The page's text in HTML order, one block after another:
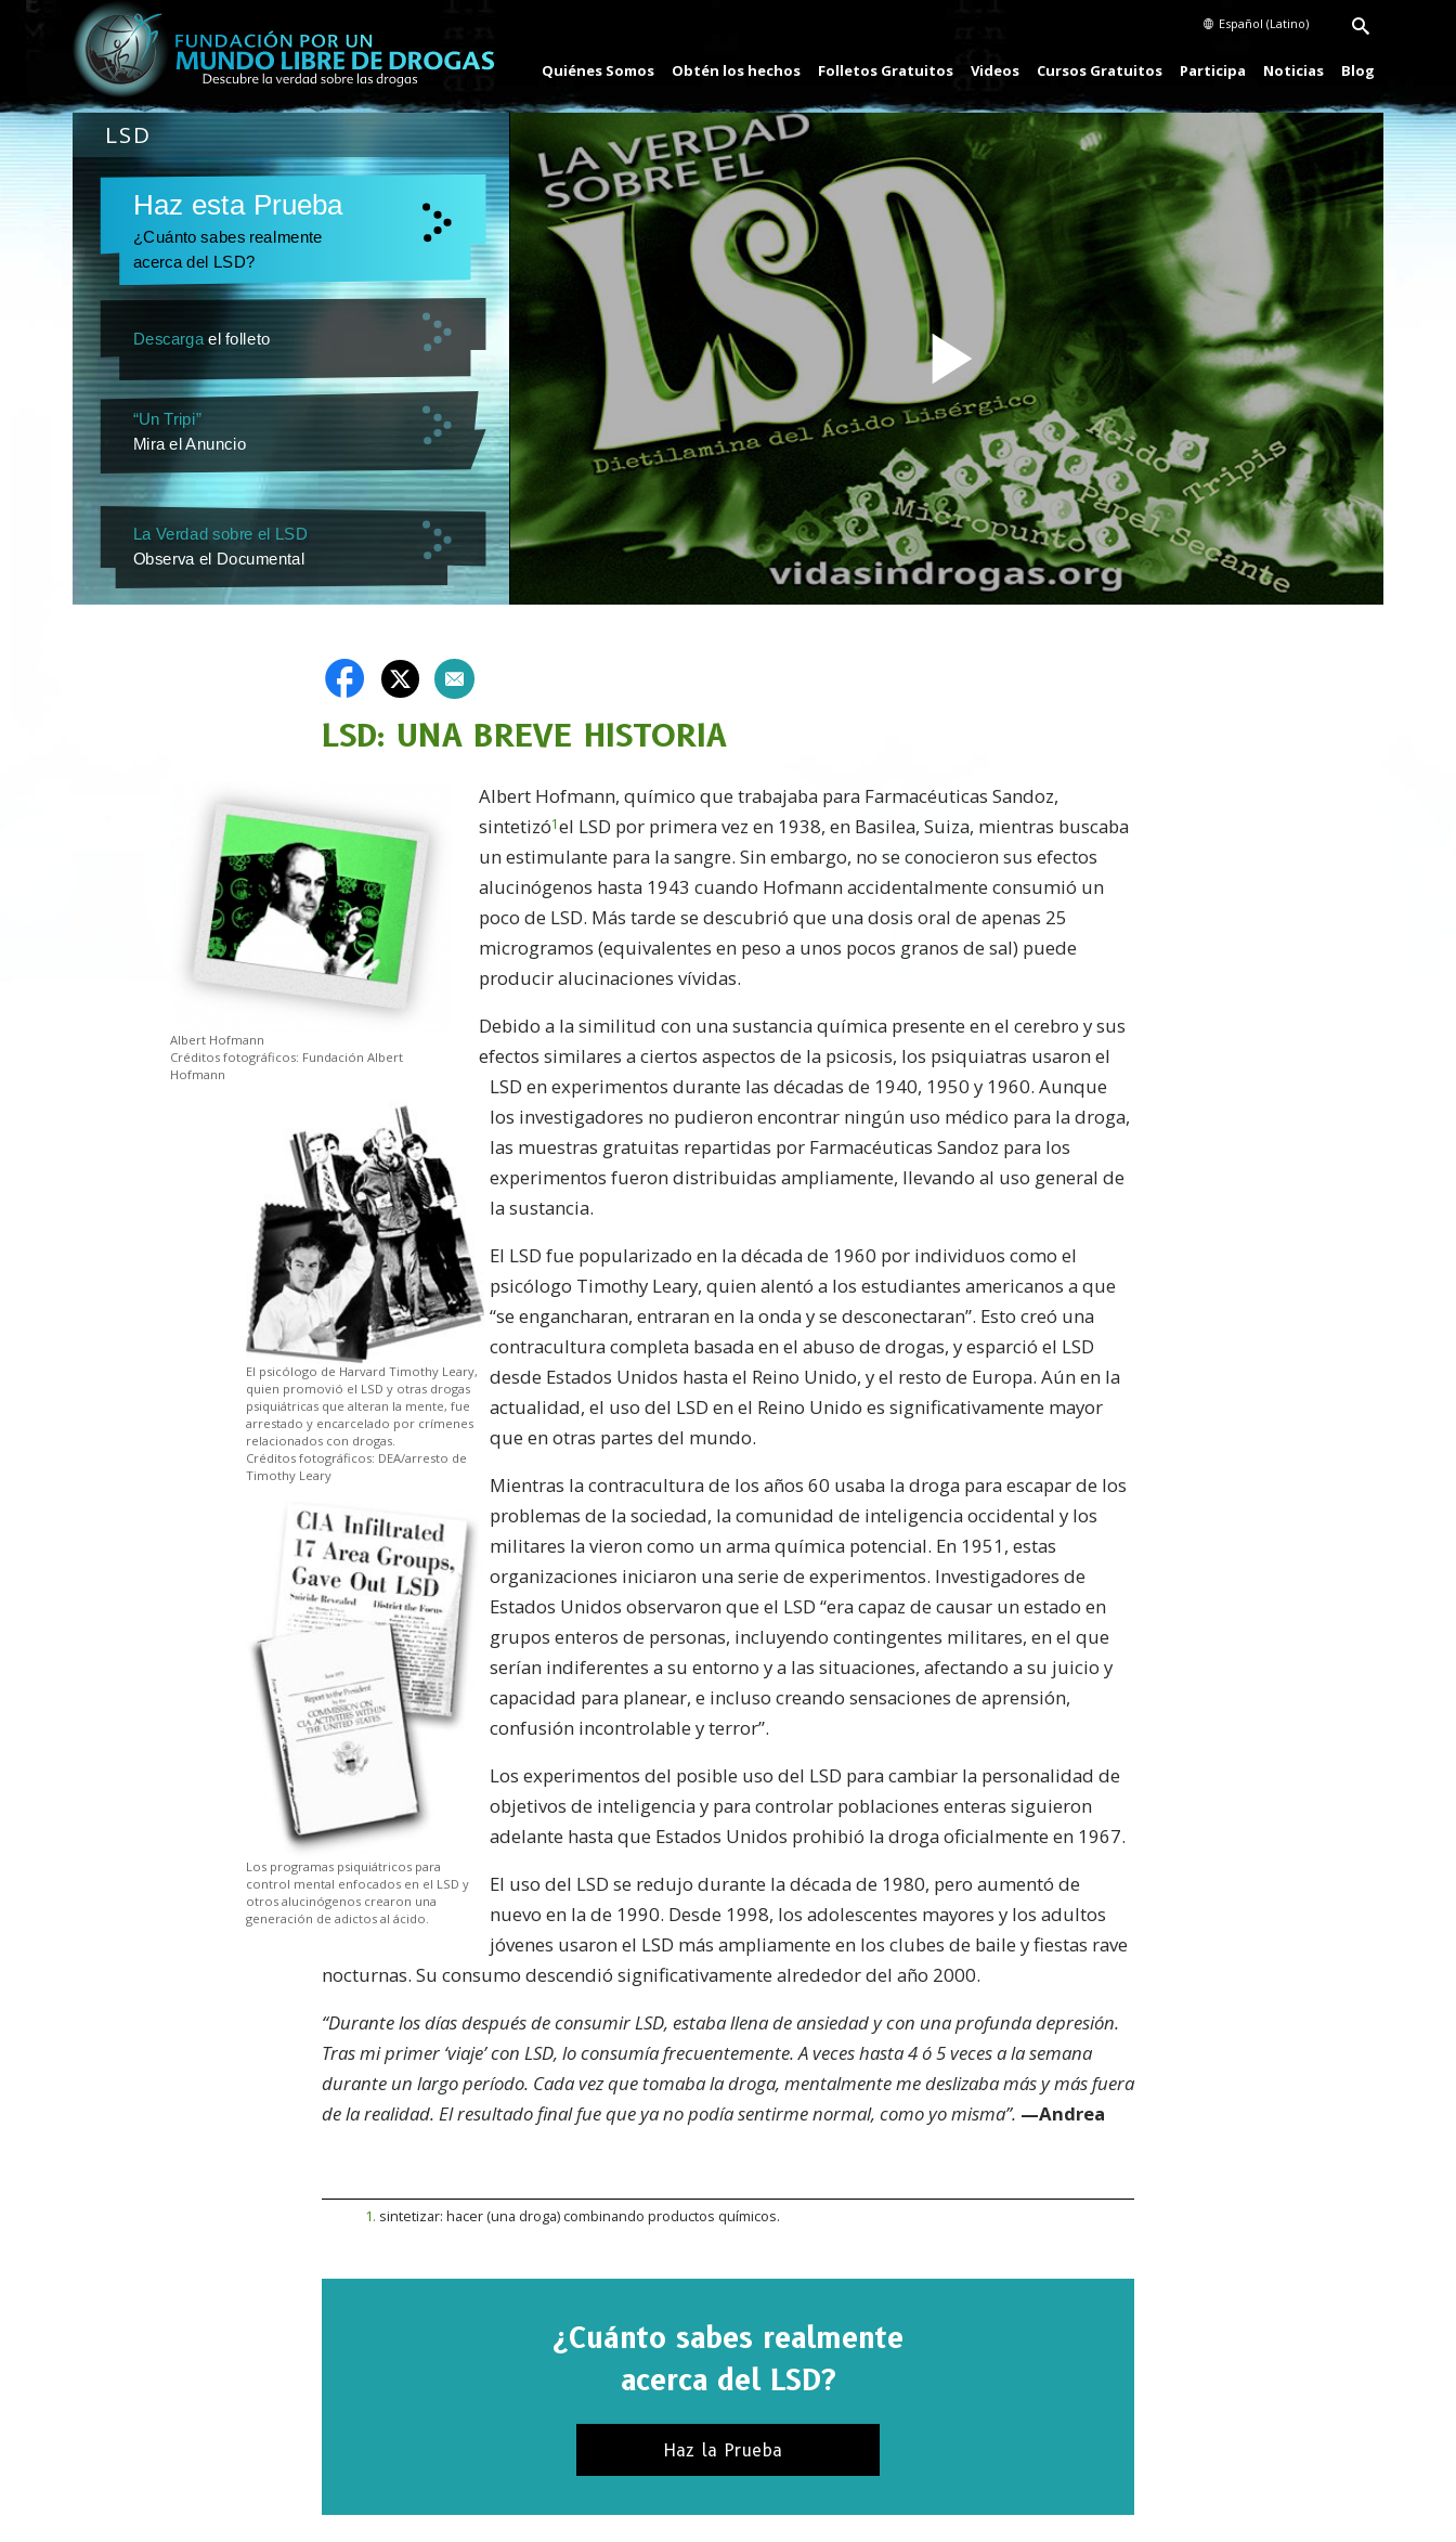
Español (Latino)
Quiénes Somos Obtén los hechos Folletos Gratuitos Videos Cursos Gratuitos Participa Noticias Blog
Play
Video
LSD
Haz esta Prueba
¿Cuánto sabes realmente
acerca del LSD?
Descarga el folleto
“Un Tripi”
Mira el Anuncio
La Verdad sobre el LSD
Observa el Documental
LSD: UNA BREVE HISTORIA
Albert Hofmann
Créditos fotográficos: Fundación Albert
Hofmann
Albert Hofmann, químico que trabajaba para Farmacéuticas Sandoz,
sintetizó1el LSD por primera vez en 1938, en Basilea, Suiza, mientras buscaba
un estimulante para la sangre. Sin embargo, no se conocieron sus efectos
alucinógenos hasta 1943 cuando Hofmann accidentalmente consumió un
poco de LSD. Más tarde se descubrió que una dosis oral de apenas 25
microgramos (equivalentes en peso a unos pocos granos de sal) puede
producir alucinaciones vívidas.
El psicólogo de Harvard Timothy Leary,
quien promovió el LSD y otras drogas
psiquiátricas que alteran la mente, fue
arrestado y encarcelado por crímenes
relacionados con drogas.
Créditos fotográficos: DEA/arresto de
Timothy Leary
Debido a la similitud con una sustancia química presente en el cerebro y sus
efectos similares a ciertos aspectos de la psicosis, los psiquiatras usaron el
LSD en experimentos durante las décadas de 1940, 1950 y 1960. Aunque
los investigadores no pudieron encontrar ningún uso médico para la droga,
las muestras gratuitas repartidas por Farmacéuticas Sandoz para los
experimentos fueron distribuidas ampliamente, llevando al uso general de
la sustancia.
El LSD fue popularizado en la década de 1960 por individuos como el
psicólogo Timothy Leary, quien alentó a los estudiantes americanos a que
“se engancharan, entraran en la onda y se desconectaran”. Esto creó una
contracultura completa basada en el abuso de drogas, y esparció el LSD
desde Estados Unidos hasta el Reino Unido, y el resto de Europa. Aún en la
actualidad, el uso del LSD en el Reino Unido es significativamente mayor
que en otras partes del mundo.
Los programas psiquiátricos para
control mental enfocados en el LSD y
otros alucinógenos crearon una
generación de adictos al ácido.
Mientras la contracultura de los años 60 usaba la droga para escapar de los
problemas de la sociedad, la comunidad de inteligencia occidental y los
militares la vieron como un arma química potencial. En 1951, estas
organizaciones iniciaron una serie de experimentos. Investigadores de
Estados Unidos observaron que el LSD “era capaz de causar un estado en
grupos enteros de personas, incluyendo contingentes militares, en el que
serían indiferentes a su entorno y a las situaciones, afectando a su juicio y
capacidad para planear, e incluso creando sensaciones de aprensión,
confusión incontrolable y terror”.
Los experimentos del posible uso del LSD para cambiar la personalidad de
objetivos de inteligencia y para controlar poblaciones enteras siguieron
adelante hasta que Estados Unidos prohibió la droga oficialmente en 1967.
El uso del LSD se redujo durante la década de 1980, pero aumentó de
nuevo en la de 1990. Desde 1998, los adolescentes mayores y los adultos
jóvenes usaron el LSD más ampliamente en los clubes de baile y fiestas rave
nocturnas. Su consumo descendió significativamente alrededor del año 2000.
“Durante los días después de consumir LSD, estaba llena de ansiedad y con una profunda depresión.
Tras mi primer ‘viaje’ con LSD, lo consumía frecuentemente. A veces hasta 4 ó 5 veces a la semana
durante un largo período. Cada vez que tomaba la droga, mentalmente me deslizaba más y más fuera
de la realidad. El resultado final fue que ya no podía sentirme normal, como yo misma”. —Andrea
1. sintetizar: hacer (una droga) combinando productos químicos.
¿Cuánto sabes realmente
acerca del LSD?
Haz la Prueba
ENCONTRAR FORMAS DE AYUDAR
Noticias de La Verdad Sobre las Drogas y recibe
nuestras noticias más recientes y actualizaciones en tu bandeja de